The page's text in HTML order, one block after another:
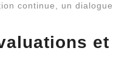
continue, un